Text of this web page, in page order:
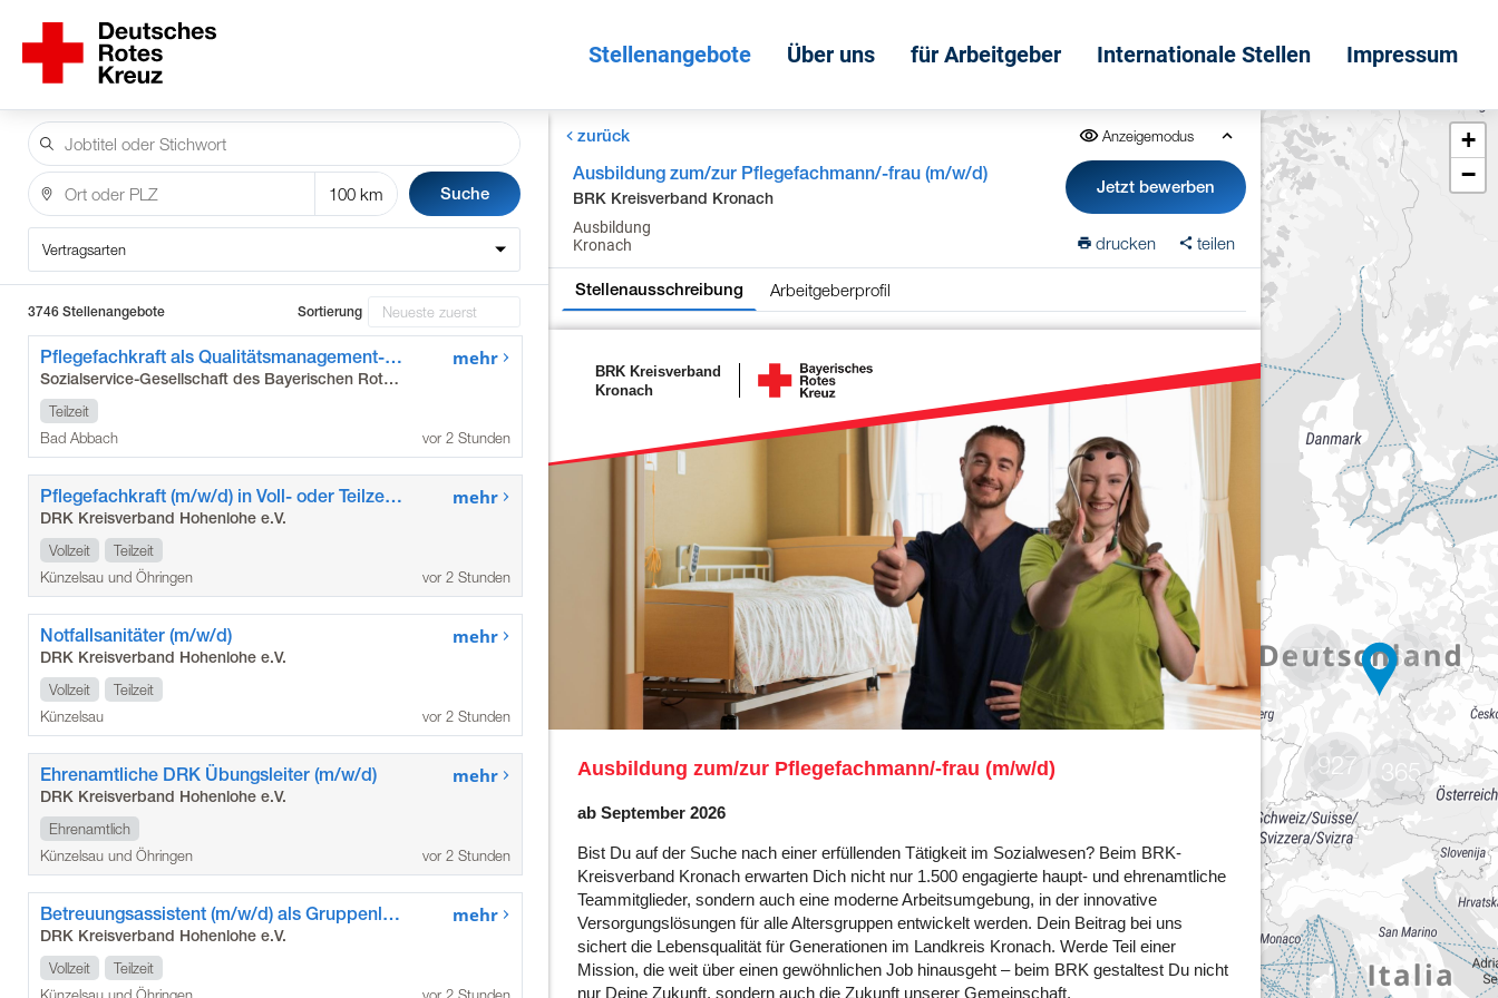
Stellenangebote Über uns für Arbeitgeber Internationale Stellen Impressum
Suche
Vertragsarten
3746 Stellenangebote Sortierung
Pflegefachkraft als Qualitätsmanagement-Beauftragte*r (m/w/d)
Sozialservice-Gesellschaft des Bayerischen Roten Kreuzes GmbH
Teilzeit
Bad Abbach
mehr
vor 2 Stunden
Pflegefachkraft (m/w/d) in Voll- oder Teilzeit, Minijob
DRK Kreisverband Hohenlohe e.V.
Vollzeit
Teilzeit
Künzelsau und Öhringen
mehr
vor 2 Stunden
Notfallsanitäter (m/w/d)
DRK Kreisverband Hohenlohe e.V.
Vollzeit
Teilzeit
Künzelsau
mehr
vor 2 Stunden
Ehrenamtliche DRK Übungsleiter (m/w/d)
DRK Kreisverband Hohenlohe e.V.
Ehrenamtlich
Künzelsau und Öhringen
mehr
vor 2 Stunden
Betreuungsassistent (m/w/d) als Gruppenleitung für unsere Betreuungsgruppen auf Übungsleiterbasis
DRK Kreisverband Hohenlohe e.V.
Vollzeit
Teilzeit
mehr
zurück Anzeigemodus
Ausbildung zum/zur Pflegefachmann/-frau (m/w/d)
BRK Kreisverband Kronach
Ausbildung
Kronach
Jetzt bewerben
drucken teilen
Stellenausschreibung Arbeitgeberprofil
1774
927
680
365
+
−